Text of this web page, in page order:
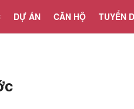
DỰ ÁN CĂN HỘ TUYỂN